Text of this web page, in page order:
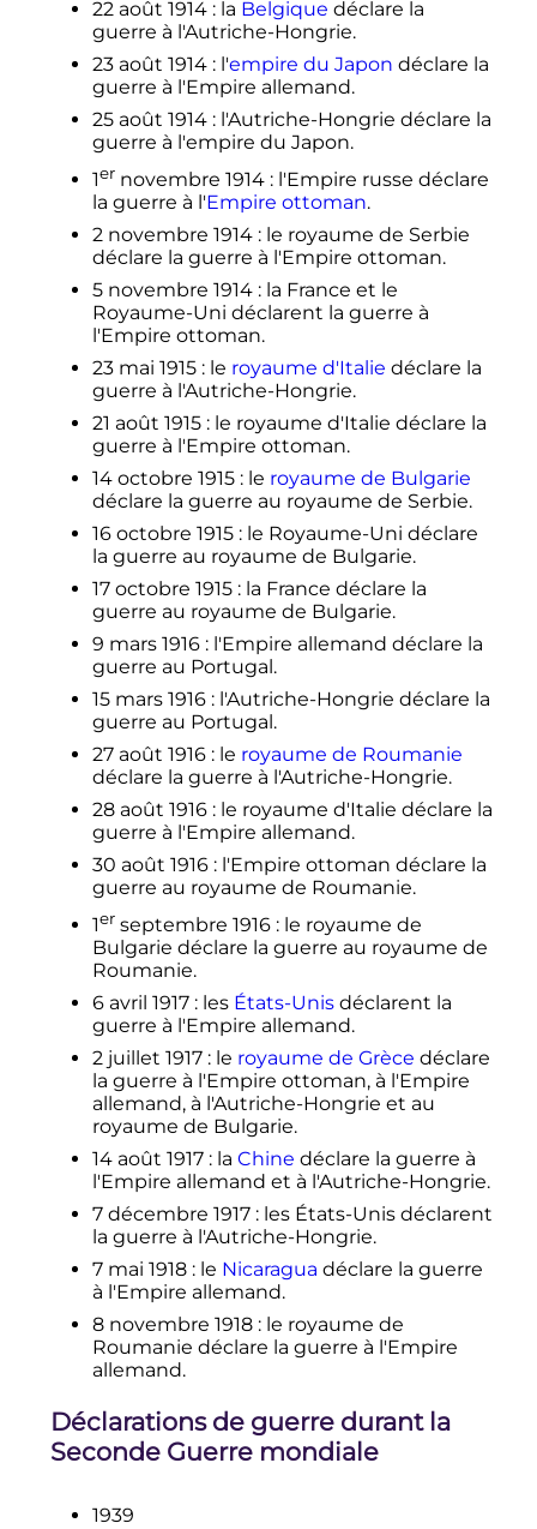
22 août 1914 : la Belgique déclare la
guerre à l'Autriche-Hongrie.
23 août 1914 : l'empire du Japon déclare la
guerre à l'Empire allemand.
25 août 1914 : l'Autriche-Hongrie déclare la
guerre à l'empire du Japon.
1ernovembre 1914 : l'Empire russe déclare
la guerre à l'Empire ottoman.
2 novembre 1914 : le royaume de Serbie
déclare la guerre à l'Empire ottoman.
5 novembre 1914 : la France et le
Royaume-Uni déclarent la guerre à
l'Empire ottoman.
23 mai 1915 : le royaume d'Italie déclare la
guerre à l'Autriche-Hongrie.
21 août 1915 : le royaume d'Italie déclare la
guerre à l'Empire ottoman.
14 octobre 1915 : le royaume de Bulgarie
déclare la guerre au royaume de Serbie.
16 octobre 1915 : le Royaume-Uni déclare
la guerre au royaume de Bulgarie.
17 octobre 1915 : la France déclare la
guerre au royaume de Bulgarie.
9 mars 1916 : l'Empire allemand déclare la
guerre au Portugal.
15 mars 1916 : l'Autriche-Hongrie déclare la
guerre au Portugal.
27 août 1916 : le royaume de Roumanie
déclare la guerre à l'Autriche-Hongrie.
28 août 1916 : le royaume d'Italie déclare la
guerre à l'Empire allemand.
30 août 1916 : l'Empire ottoman déclare la
guerre au royaume de Roumanie.
1er septembre 1916 : le royaume de
Bulgarie déclare la guerre au royaume de
Roumanie.
6 avril 1917 : les États-Unisdéclarent la
guerre à l'Empire allemand.
2 juillet 1917 : le royaume de Grèce déclare
la guerre à l'Empire ottoman, à l'Empire
allemand, à l'Autriche-Hongrie et au
royaume de Bulgarie.
14 août 1917 : la Chine déclare la guerre à
l'Empire allemand et à l'Autriche-Hongrie.
7 décembre 1917 : les États-Unis déclarent
la guerre à l'Autriche-Hongrie.
7 mai 1918 : le Nicaragua déclare la guerre
à l'Empire allemand.
8 novembre 1918 : le royaume de
Roumanie déclare la guerre à l'Empire
allemand.
Déclarations de guerre durant la
Seconde Guerre mondiale
1939